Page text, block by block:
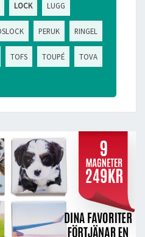
LOCK LUGG
PERUK RINGEL
TOFS TOUPÉ TOVA